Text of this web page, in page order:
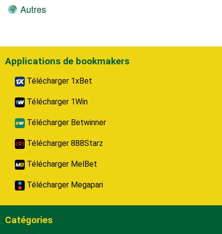
Autres
Applications de bookmakers
Télécharger 1xBet
Télécharger 1Win
Télécharger Betwinner
Télécharger 888Starz
Télécharger MelBet
Télécharger Megapari
Catégories